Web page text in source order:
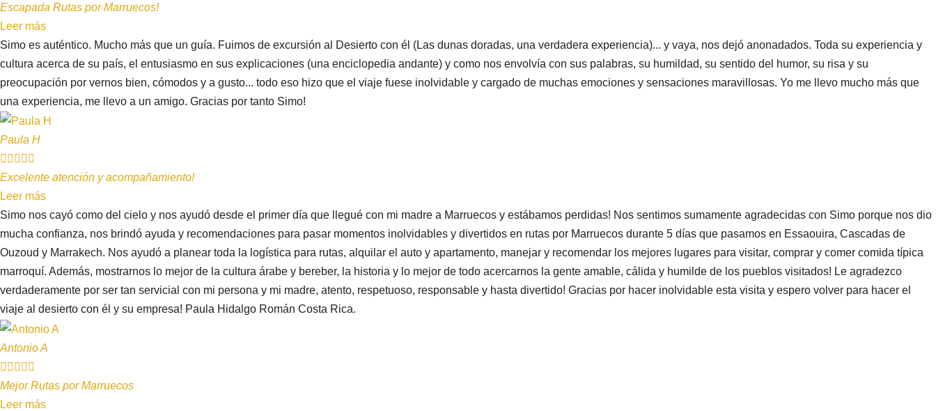
Escapada Rutas por Marruecos!
Leer más
Simo es auténtico. Mucho más que un guía. Fuimos de excursión al Desierto con él (Las dunas doradas, una verdadera experiencia)... y vaya, nos dejó anonadados. Toda su experiencia y
cultura acerca de su país, el entusiasmo en sus explicaciones (una enciclopedia andante) y como nos envolvía con sus palabras, su humildad, su sentido del humor, su risa y su
preocupación por vernos bien, cómodos y a gusto... todo eso hizo que el viaje fuese inolvidable y cargado de muchas emociones y sensaciones maravillosas. Yo me llevo mucho más que
una experiencia, me llevo a un amigo. Gracias por tanto Simo!
Paula H
    
Excelente atención y acompañamiento!
Leer más
Simo nos cayó como del cielo y nos ayudó desde el primer día que llegué con mi madre a Marruecos y estábamos perdidas! Nos sentimos sumamente agradecidas con Simo porque nos dio
mucha confianza, nos brindó ayuda y recomendaciones para pasar momentos inolvidables y divertidos en rutas por Marruecos durante 5 días que pasamos en Essaouira, Cascadas de
Ouzoud y Marrakech. Nos ayudó a planear toda la logística para rutas, alquilar el auto y apartamento, manejar y recomendar los mejores lugares para visitar, comprar y comer comida típica
marroquí. Además, mostrarnos lo mejor de la cultura árabe y bereber, la historia y lo mejor de todo acercarnos la gente amable, cálida y humilde de los pueblos visitados! Le agradezco
verdaderamente por ser tan servicial con mi persona y mi madre, atento, respetuoso, responsable y hasta divertido! Gracias por hacer inolvidable esta visita y espero volver para hacer el
viaje al desierto con él y su empresa! Paula Hidalgo Román Costa Rica.
Antonio A
    
Mejor Rutas por Marruecos
Leer más